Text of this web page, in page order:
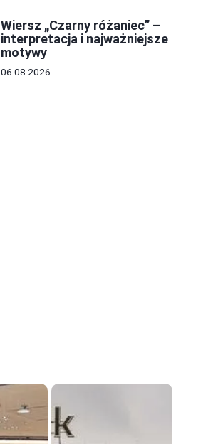
Wiersz „Czarny różaniec” –
interpretacja i najważniejsze
motywy
06.08.2026